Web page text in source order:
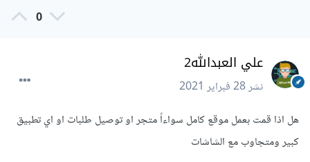
0
علي العبدالله2
نشر28 فبراير 2021
هل اذا قمت بعمل موقع كامل سواءاً متجر او توصيل طلبات او اي تطبيق
كبير ومتجاوب مع الشاشات